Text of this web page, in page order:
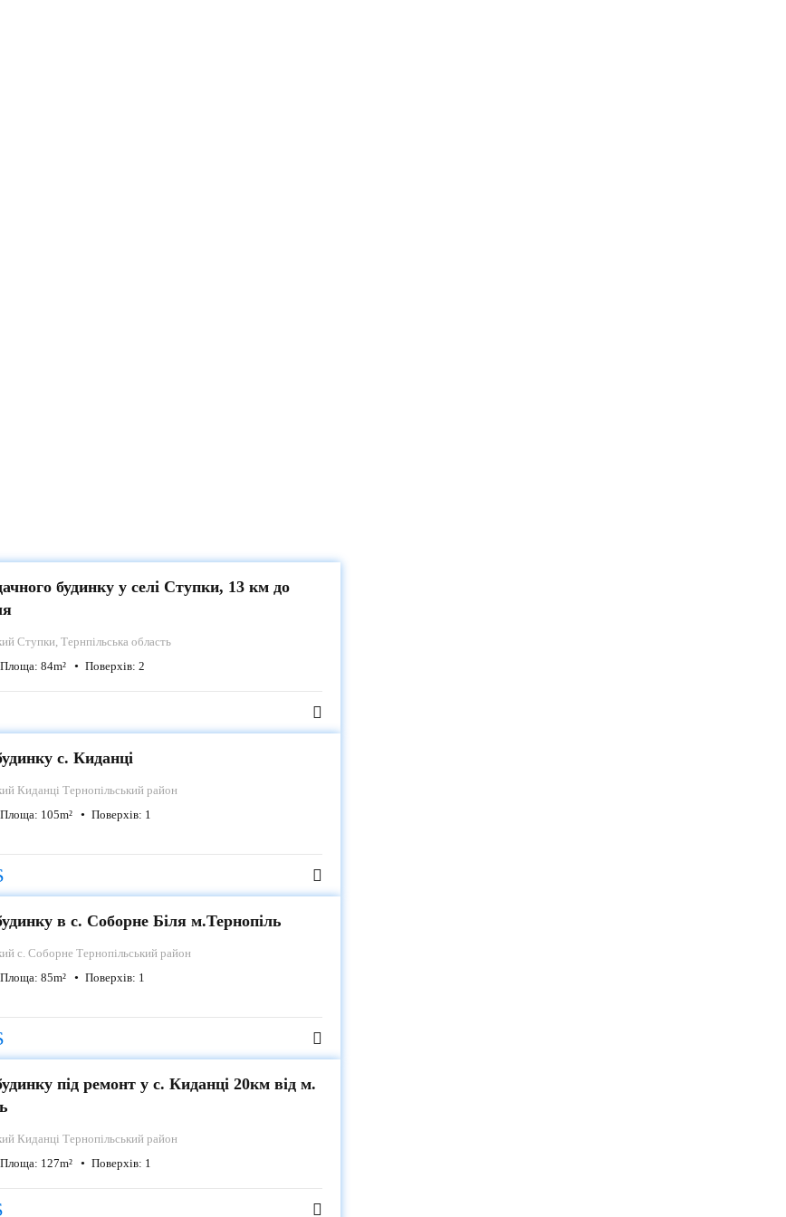
будинку у селі Ступки, 13 км до
Ступки, Тернпільська область
Площа: 84m² Поверхів: 2
с. Киданці
Киданці Тернопільський район
Площа: 105m² Поверхів: 1
в с. Соборне Біля м.Тернопіль
с. Соборне Тернопільський район
Площа: 85m² Поверхів: 1
під ремонт у с. Киданці 20км від м.
Киданці Тернопільський район
Площа: 127m² Поверхів: 1